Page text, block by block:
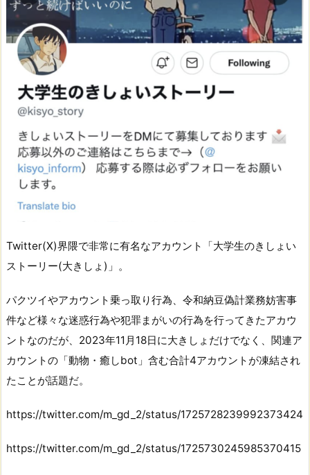
Twitter(X)界隈で非常に有名なアカウント「大学生のきしょい
ストーリー(大きしょ)」。
パクツイやアカウント乗っ取り行為、令和納豆偽計業務妨害事
件など様々な迷惑行為や犯罪まがいの行為を行ってきたアカウ
ントなのだが、2023年11月18日に大きしょだけでなく、関連ア
カウントの「動物・癒しbot」含む合計4アカウントが凍結され
たことが話題だ。
https://twitter.com/m_gd_2/status/1725728239992373424
https://twitter.com/m_gd_2/status/1725730245985370415